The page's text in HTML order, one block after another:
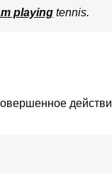
playing tennis.